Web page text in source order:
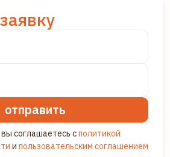
отправить
соглашаетесь сполитикой
и пользовательским соглашением